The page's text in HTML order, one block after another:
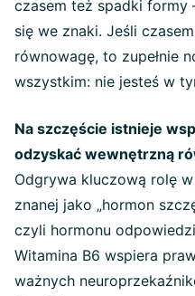
czasem też spadki
się we znaki. Jeśli
równowagę, to zupełnie
wszystkim: nie jesteś w
Na szczęście istnieje
odzyskać wewnętrzną
Odgrywa kluczową rolę w
znanej jako „hormon
czyli hormonu
Witamina B6 wspiera
ważnych